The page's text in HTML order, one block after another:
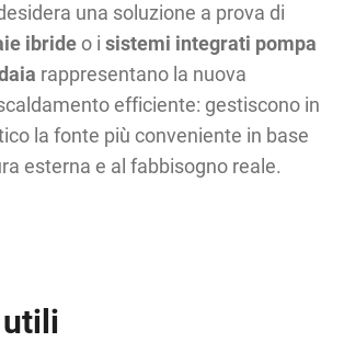
una soluzione a prova di
ibrideo isistemi integrati pompa
rappresentano la nuova
efficiente: gestiscono in
la fonte più conveniente in base
esterna e al fabbisogno reale.